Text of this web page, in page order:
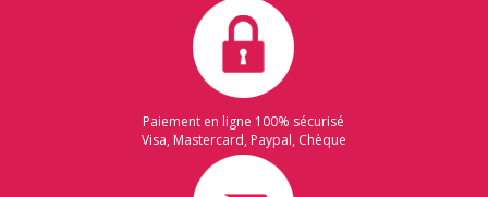
Paiement en ligne 100% sécurisé
Visa, Mastercard, Paypal, Chèque